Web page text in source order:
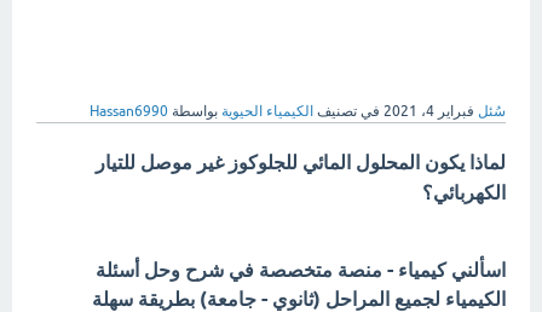
سُئل فبراير 4، 2021 في تصنيف الكيمياء الحيوية بواسطة Hassan6990
لماذا يكون المحلول المائي للجلوكوز غير موصل للتيار
الكهربائي؟
اسألني كيمياء - منصة متخصصة في شرح وحل أسئلة
الكيمياء لجميع المراحل (ثانوي - جامعة) بطريقة سهلة